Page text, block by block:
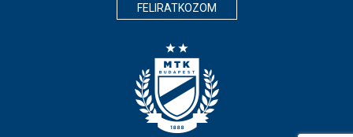
FELIRATKOZOM